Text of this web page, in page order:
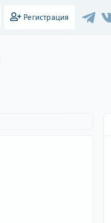
Регистрация